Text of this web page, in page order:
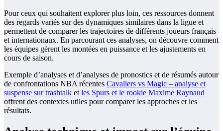
Pour ceux qui souhaitent explorer plus loin, ces ressources donnent
des regards variés sur des dynamiques similaires dans la ligue et
permettent de comparer les trajectoires de différents joueurs français
et internationaux. En parcourant ces analyses, on découvre comment
les équipes gèrent les montées en puissance et les ajustements en
cours de saison.
Exemple d’analyses et d’analyses de pronostics et de résumés autour
de confrontations NBA récentes Cavaliers vs Magic – analyse et
suspense sur trashtalk etles Spurs et le rookie Maxime Raynaud
offrent des contextes utiles pour comparer les approches et les
résultats.